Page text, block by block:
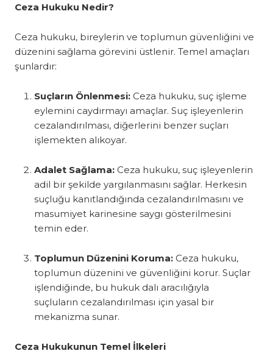
Ceza Hukuku Nedir?
Ceza hukuku, bireylerin ve toplumun güvenliğini ve
düzenini sağlama görevini üstlenir. Temel amaçları
şunlardır:
Suçların Önlenmesi:Ceza hukuku, suç işleme
eylemini caydırmayı amaçlar. Suç işleyenlerin
cezalandırılması, diğerlerini benzer suçları
işlemekten alıkoyar.
Adalet Sağlama:Ceza hukuku, suç işleyenlerin
adil bir şekilde yargılanmasını sağlar. Herkesin
suçluğu kanıtlandığında cezalandırılmasını ve
masumiyet karinesine saygı gösterilmesini
temin eder.
Toplumun Düzenini Koruma:Ceza hukuku,
toplumun düzenini ve güvenliğini korur. Suçlar
işlendiğinde, bu hukuk dalı aracılığıyla
suçluların cezalandırılması için yasal bir
mekanizma sunar.
Ceza Hukukunun Temel İlkeleri